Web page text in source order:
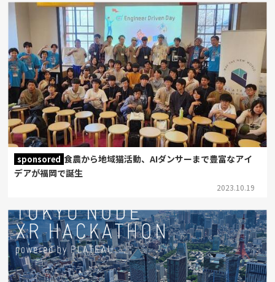
sponsored 食農から地域猫活動、AIダンサーまで豊富なアイ
デアが福岡で誕生
2023.10.19